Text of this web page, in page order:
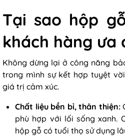
Tại sao hộp
khách hàng ưa
Không dừng lại ở công năng
trong mình sự kết hợp tuyệt
giá trị cảm xúc.
Chất liệu bền bỉ, thân thiện:
phù hợp với lối sống xanh.
hộp gỗ có tuổi thọ sử dụng